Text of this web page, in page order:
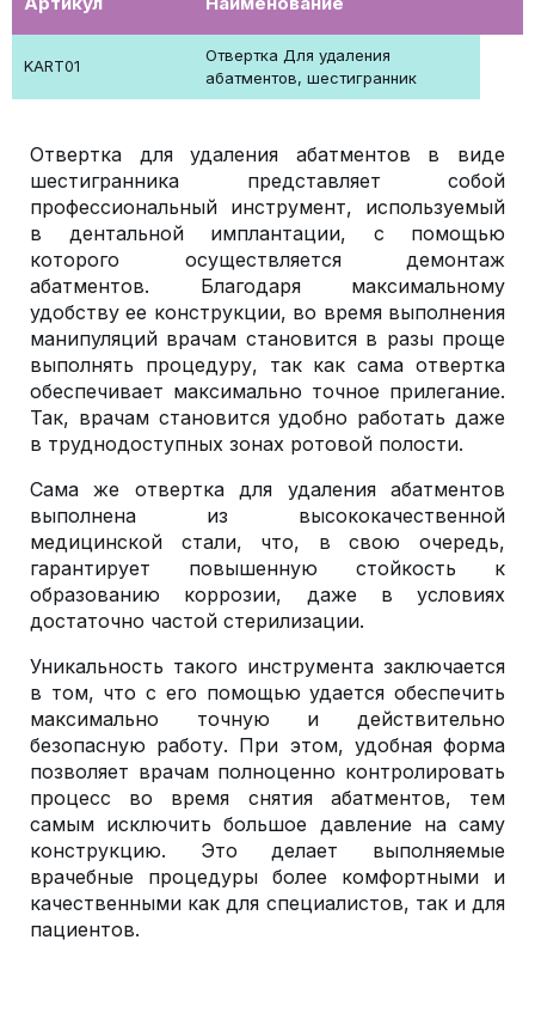
KART01
Отвертка Для удаления
абатментов, шестигранник
Отвертка для удаления абатментов в виде
шестигранника представляет собой
профессиональный инструмент, используемый
в дентальной имплантации, с помощью
которого осуществляется демонтаж
абатментов. Благодаря максимальному
удобству ее конструкции, во время выполнения
манипуляций врачам становится в разы проще
выполнять процедуру, так как сама отвертка
обеспечивает максимально точное прилегание.
Так, врачам становится удобно работать даже
в труднодоступных зонах ротовой полости.
Сама же отвертка для удаления абатментов
выполнена из высококачественной
медицинской стали, что, в свою очередь,
гарантирует повышенную стойкость к
образованию коррозии, даже в условиях
достаточно частой стерилизации.
Уникальность такого инструмента заключается
в том, что с его помощью удается обеспечить
максимально точную и действительно
безопасную работу. При этом, удобная форма
позволяет врачам полноценно контролировать
процесс во время снятия абатментов, тем
самым исключить большое давление на саму
конструкцию. Это делает выполняемые
врачебные процедуры более комфортными и
качественными как для специалистов, так и для
пациентов.